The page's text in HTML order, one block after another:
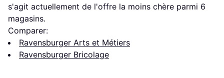
s'agit actuellement de l'offre la moins chère parmi 6
magasins.
Comparer:
Ravensburger Arts et Métiers
Ravensburger Bricolage